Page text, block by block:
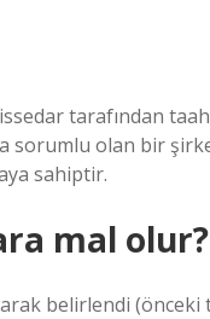
tarafından
sorumlu olan bir
sahiptir.
mal olur?
belirlendi (önceki